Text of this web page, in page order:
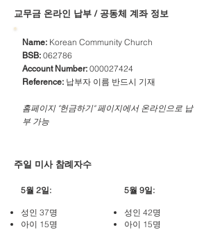
​교무금 온라인 납부 / 공동체 계좌 정보
Name: Korean Community Church
BSB: 062786
Account Number: 000027424
Reference: 납부자 이름 반드시 기재
​홈페이지 "헌금하기" 페이지에서 온라인으로 납
부 가능
주일 미사 참례자수
5월 2일:
성인 37명
아이 15명
5월 9일:
성인 42명
아이 15명